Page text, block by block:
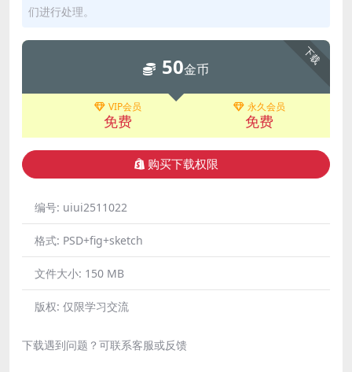
们进行处理。
下载
50金币
VIP会员
免费
永久会员
免费
购买下载权限
编号: uiui2511022
格式: PSD+fig+sketch
文件大小: 150 MB
版权: 仅限学习交流
下载遇到问题？可联系客服或反馈